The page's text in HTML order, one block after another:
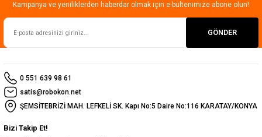
Kampanya ve yeniliklerden haberdar olmak için e-bültenimize abone olun!
GÖNDER
0 551 639 98 61
satis@robokon.net
ŞEMSİTEBRİZİ MAH. LEFKELİ SK. Kapı No:5 Daire No:116 KARATAY/KONYA
Bizi Takip Et!